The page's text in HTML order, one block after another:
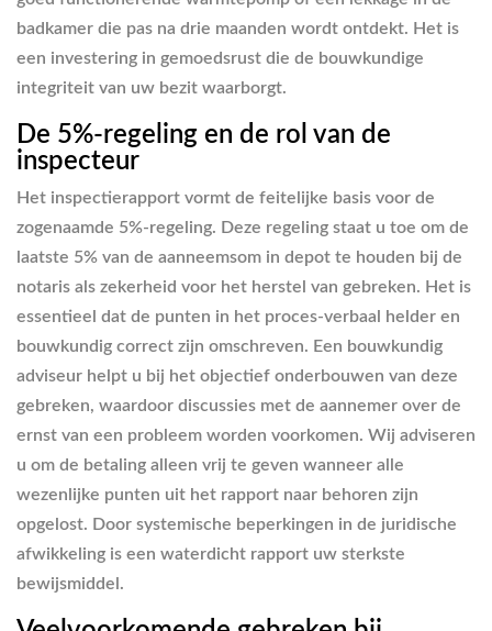
badkamer die pas na drie maanden wordt ontdekt. Het is
een investering in gemoedsrust die de bouwkundige
integriteit van uw bezit waarborgt.
De 5%-regeling en de rol van de
inspecteur
Het inspectierapport vormt de feitelijke basis voor de
zogenaamde 5%-regeling. Deze regeling staat u toe om de
laatste 5% van de aanneemsom in depot te houden bij de
notaris als zekerheid voor het herstel van gebreken. Het is
essentieel dat de punten in het proces-verbaal helder en
bouwkundig correct zijn omschreven. Een bouwkundig
adviseur helpt u bij het objectief onderbouwen van deze
gebreken, waardoor discussies met de aannemer over de
ernst van een probleem worden voorkomen. Wij adviseren
u om de betaling alleen vrij te geven wanneer alle
wezenlijke punten uit het rapport naar behoren zijn
opgelost. Door systemische beperkingen in de juridische
afwikkeling is een waterdicht rapport uw sterkste
bewijsmiddel.